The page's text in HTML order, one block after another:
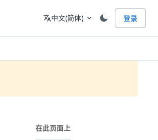
语言
translate中文(简体) expand_more 登录
在此页面上